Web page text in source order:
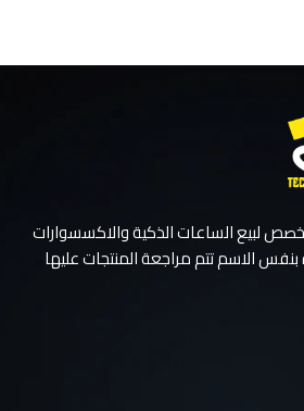
لبيع الساعات الذكية والاكسسوارات
بنفس الاسم تتم مراجعة المنتجات عليها